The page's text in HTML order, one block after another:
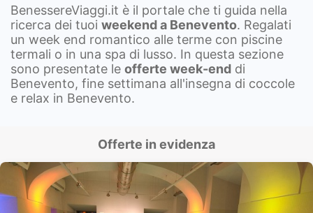
BenessereViaggi.it è il portale che ti guida nella
ricerca dei tuoi weekend a Benevento. Regalati
un week end romantico alle terme con piscine
termali o in una spa di lusso. In questa sezione
sono presentate le offerte week-end di
Benevento, fine settimana all'insegna di coccole
e relax in Benevento.
Offerte in evidenza